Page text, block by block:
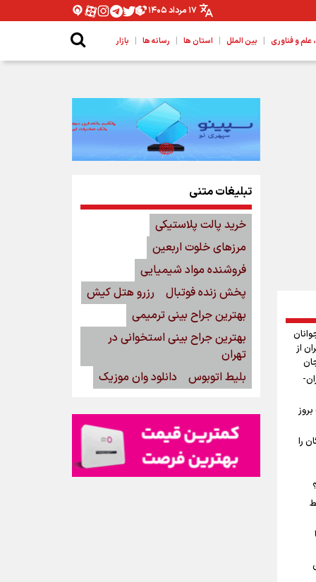
۱۷ مرداد ۱۴۰۵
و فناوری | بین الملل | استان ها | رسانه ها | بازار
از
را
تبلیغات متنی
خرید پالت پلاستیکی
مرزهای خلوت اربعین
فروشنده مواد شیمیایی
پخش زنده فوتبال
رزرو هتل کیش
بهترین جراح بینی ترمیمی
بهترین جراح بینی استخوانی در
تهران
بلیط اتوبوس
دانلود وان موزیک